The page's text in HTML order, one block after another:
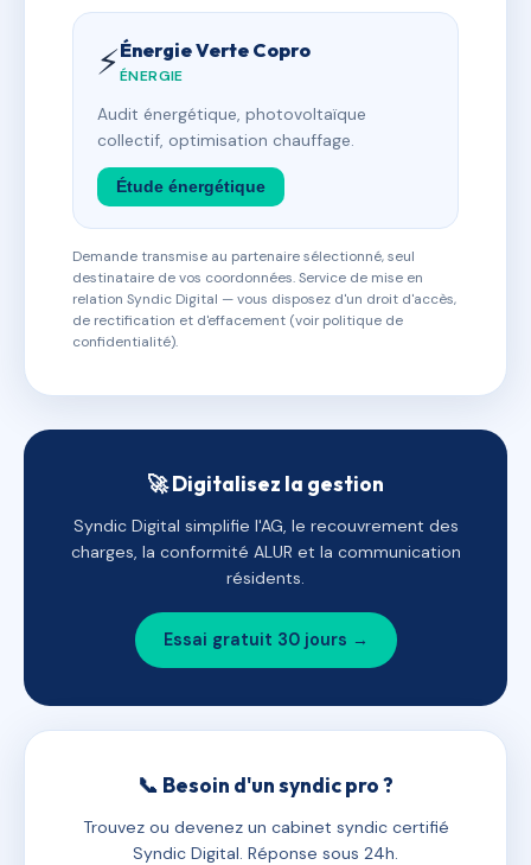
⚡Énergie Verte Copro
ÉNERGIE
Audit énergétique, photovoltaïque
collectif, optimisation chauffage.
Étude énergétique
Demande transmise au partenaire sélectionné, seul
destinataire de vos coordonnées. Service de mise en
relation Syndic Digital — vous disposez d'un droit d'accès,
de rectification et d'effacement (voir politique de
confidentialité).
🚀 Digitalisez la gestion
Syndic Digital simplifie l'AG, le recouvrement des
charges, la conformité ALUR et la communication
résidents.
Essai gratuit 30 jours →
📞 Besoin d'un syndic pro ?
Trouvez ou devenez un cabinet syndic certifié
Syndic Digital. Réponse sous 24h.